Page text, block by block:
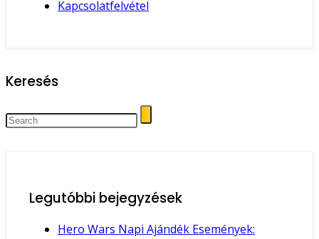
Kapcsolatfelvétel
Keresés
Legutóbbi bejegyzések
Hero Wars Napi Ajándék Események: